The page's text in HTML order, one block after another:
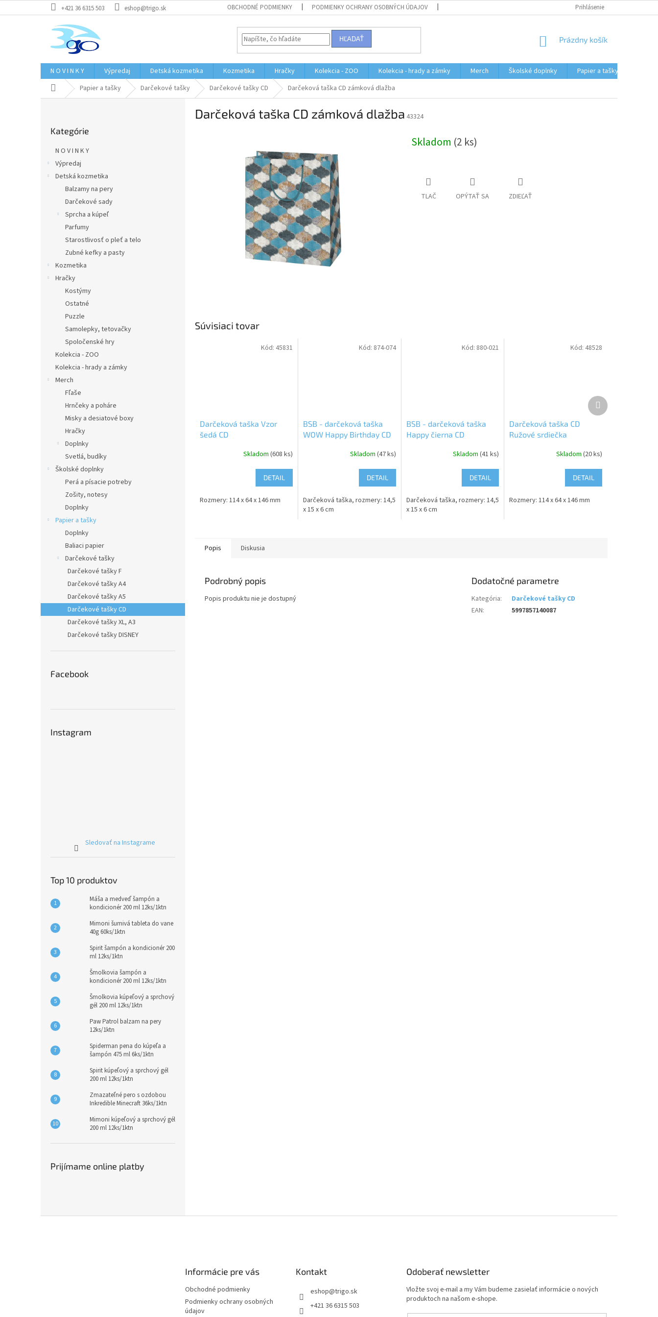
na
+421 36 6315 503 eshop@trigo.sk OBCHODNÉ PODMIENKY PODMIENKY OCHRANY OSOBNÝCH ÚDAJOV MOJA OBJEDNÁVKAPrihlásenie
HĽADAŤ
NÁKUPNÝ
Prázdny košík
N O V I N K Y Výpredaj Detská kozmetika Kozmetika Hračky Kolekcia - ZOO Kolekcia - hrady a zámky Merch Školské doplnky Papier a tašky
DomovPapier a tašky Darčekové tašky Darčekové tašky CD Darčeková taška CD zámková dlažba
kategórie
Kategórie
N O V I N K Y
Výpredaj
Detská kozmetika
Balzamy na pery
Darčekové sady
Sprcha a kúpeľ
Parfumy
Starostlivosť o pleť a telo
Zubné kefky a pasty
Kozmetika
Hračky
Kostýmy
Ostatné
Puzzle
Samolepky, tetovačky
Spoločenské hry
Kolekcia - ZOO
Kolekcia - hrady a zámky
Merch
Fľaše
Hrnčeky a poháre
Misky a desiatové boxy
Hračky
Doplnky
Svetlá, budíky
Školské doplnky
Perá a písacie potreby
Zošity, notesy
Doplnky
Papier a tašky
Doplnky
Baliaci papier
Darčekové tašky
Darčekové tašky F
Darčekové tašky A4
Darčekové tašky A5
Darčekové tašky CD
Darčekové tašky XL, A3
Darčekové tašky DISNEY
Facebook
Instagram
Sledovať na Instagrame
Top 10 produktov
Máša a medveď šampón a
kondicionér 200 ml 12ks/1ktn
Mimoni šumivá tableta do vane
40g 60ks/1ktn
Spirit šampón a kondicionér 200
ml 12ks/1ktn
Šmolkovia šampón a
kondicionér 200 ml 12ks/1ktn
Šmolkovia kúpeľový a sprchový
gél 200 ml 12ks/1ktn
Paw Patrol balzam na pery
12ks/1ktn
Spiderman pena do kúpeľa a
šampón 475 ml 6ks/1ktn
Spirit kúpeľový a sprchový gél
200 ml 12ks/1ktn
Zmazateľné pero s ozdobou
Inkredible Minecraft 36ks/1ktn
Mimoni kúpeľový a sprchový gél
200 ml 12ks/1ktn
Prijímame online platby
Darčeková taška CD zámková dlažba 43324
Skladom (2 ks)
TLAČ OPÝTAŤ SA ZDIEĽAŤ
Súvisiaci tovar
Darčeková taška Vzor
šedá CD
Skladom (608 ks)
DETAIL
Rozmery: 114 x 64 x 146 mm
Kód: 45831
BSB - darčeková taška
WOW Happy Birthday CD
Skladom (47 ks)
DETAIL
Darčeková taška, rozmery: 14,5
x 15 x 6 cm
Kód: 874-074
BSB - darčeková taška
Happy čierna CD
Skladom(41 ks)
DETAIL
Darčeková taška, rozmery: 14,5
x 15 x 6 cm
Kód: 880-021
Darčeková taška CD
Ružové srdiečka
Skladom (20 ks)
DETAIL
Rozmery: 114 x 64 x 146 mm
Kód: 48528
Ďalší
produkt
Popis Diskusia
Podrobný popis
Popis produktu nie je dostupný
Dodatočné parametre
Kategória:
Darčekové tašky CD
EAN: 5997857140087
Informácie pre vás
Obchodné podmienky
Podmienky ochrany osobných
údajov
Kontakt
eshop@trigo.sk
+421 36 6315 503
Odoberať newsletter
Vložte svoj e-mail a my Vám budeme zasielať informácie o nových
produktoch na našom e-shope.